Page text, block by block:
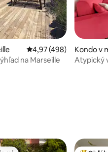
Priemerné
4,97 (498)
na Marseille
Kondo v
Atypický